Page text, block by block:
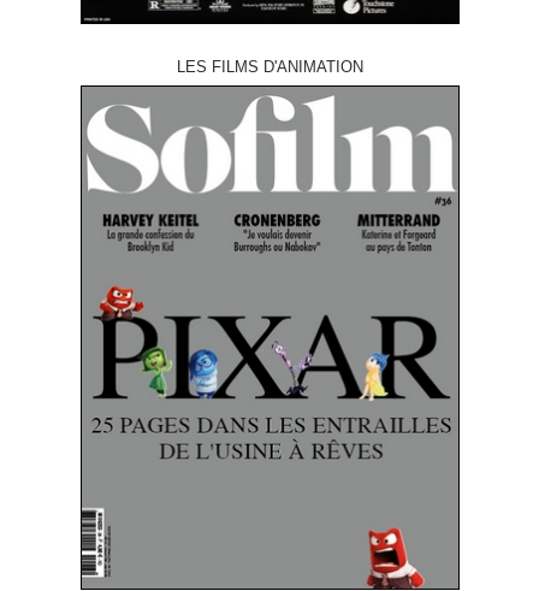
LES FILMS D'ANIMATION